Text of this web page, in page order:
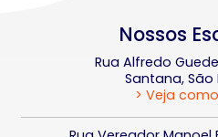
Nossos
Rua Alfredo
Santana, São
> Veja